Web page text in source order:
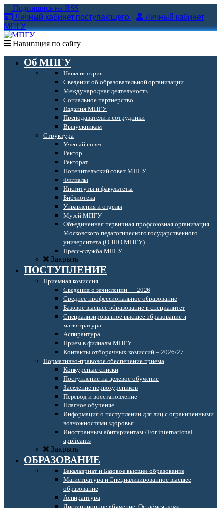
Подпишись на RSS
Личный кабинет поступающего
Личный кабинет
МПГУ
Навигация по сайту
Об МПГУ
Наша история
Сведения об образовательной организации
Международная деятельность
Социальное партнерство
Издания МПГУ
Преподаватели и сотрудники
Выпускникам
Структура
Ученый совет
Ректор
Ректорат
Попечительский совет МПГУ
Филиалы
Институты и факультеты
Библиотека
Управления и отделы
Музей МПГУ
Объединенная первичная профсоюзная организация
Московского педагогического государственного
университета (ОППО МПГУ)
Пресс-служба МПГУ
Закрыть
ПОСТУПЛЕНИЕ
Приемная комиссия
Сведения о зачислении — 2026
Среднее профессиональное образование
Базовое высшее образование и специалитет
Специализированное высшее образование и
магистратура
Аспирантура
Прием в филиалы МПГУ
Контакты отборочных комиссий – 2026/27
Нормативно-правовое обеспечение приема
Конкурсные списки
Поступление на целевое обучение
Заселение первокурсников
Перевод и восстановление
Платное обучение
Информация о поступлении для лиц с ограниченными
возможностями здоровья
Иностранным абитуриентам / For international
applicants
Закрыть
ОБРАЗОВАНИЕ
Бакалавриат и Базовое высшее образование
Магистратура и Специализированное высшее
образование
Аспирантура
Дистанционное обучение. Остаёмся дома